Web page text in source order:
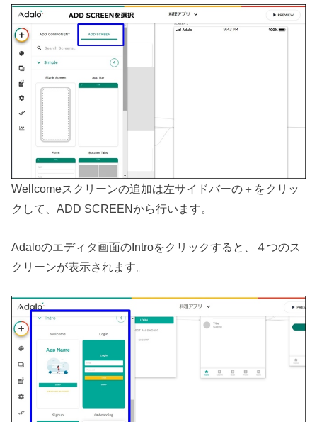
Wellcomeスクリーンの追加は左サイドバーの＋をクリッ
クして、ADD SCREENから行います。
Adaloのエディタ画面のIntroをクリックすると、４つのス
クリーンが表示されます。